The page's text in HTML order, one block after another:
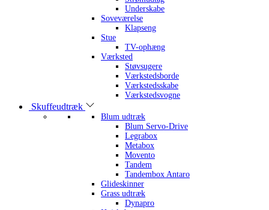
Underskabe
Soveværelse
Klapseng
Stue
TV-ophæng
Værksted
Støvsugere
Værkstedsborde
Værkstedsskabe
Værkstedsvogne
Skuffeudtræk
Blum udtræk
Blum Servo-Drive
Legrabox
Metabox
Movento
Tandem
Tandembox Antaro
Glideskinner
Grass udtræk
Dynapro